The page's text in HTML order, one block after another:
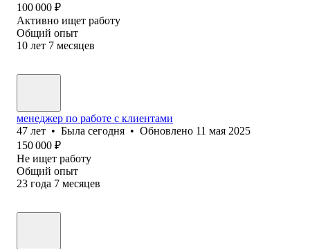
100 000 ₽
Активно ищет работу
Общий опыт
10 лет 7 месяцев
менеджер по работе с клиентами
47 лет • Была сегодня • Обновлено 11 мая 2025
150 000 ₽
Не ищет работу
Общий опыт
23 года 7 месяцев